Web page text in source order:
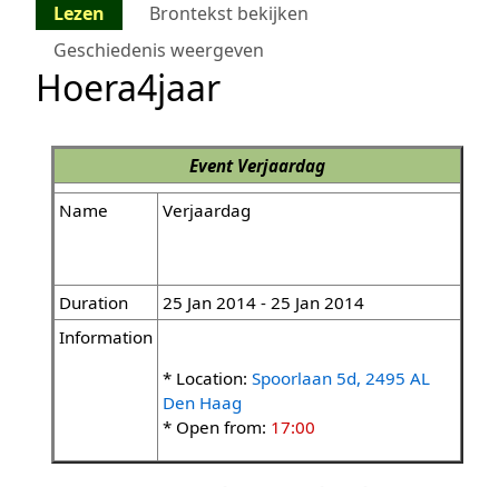
Lezen
Brontekst bekijken
Geschiedenis weergeven
Hoera4jaar
Event Verjaardag
Name
Verjaardag
Duration
25 Jan 2014 - 25 Jan 2014
Information
* Location: Spoorlaan 5d, 2495 AL
Den Haag
* Open from: 17:00